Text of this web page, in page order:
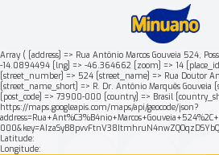
Array ( [address] => Rua Antônio Marcos Gouveia 524,
-14.0894494 [lng] => -46.364662 [zoom] => 14
[street_number] => 524 [street_name] => Rua Doutor
[street_name_short] => R. Dr. Antônio Marquês Gouveia
[post_code] => 73900-000 [country] => Brasil
https://maps.googleapis.com/maps/api/geocode/json?
Latitude:
Longitude:
Mais buscados: Produtos
Nossa história